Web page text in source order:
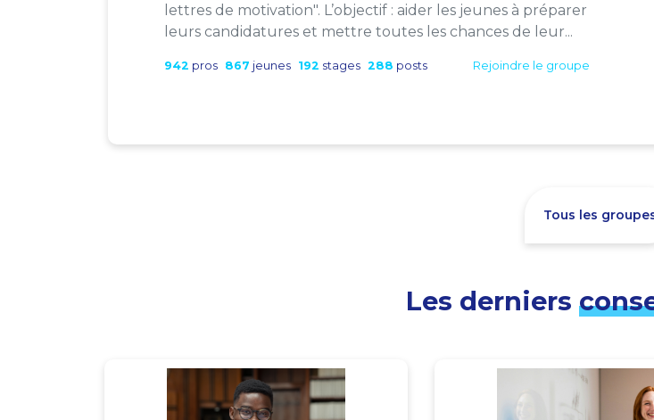
lettres de motivation". L’objectif : aider les jeunes à préparer
leurs candidatures et mettre toutes les chances de leur...
942 pros 867 jeunes 192 stages 288 posts Rejoindre le groupe
Tous les
Les derniers